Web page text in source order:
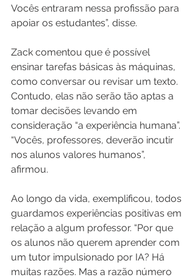
Vocês entraram nessa profissão para
apoiar os estudantes”, disse.
Zack comentou que é possível
ensinar tarefas básicas às máquinas,
como conversar ou revisar um texto.
Contudo, elas não serão tão aptas a
tomar decisões levando em
consideração “a experiência humana”.
“Vocês, professores, deverão incutir
nos alunos valores humanos”,
afirmou.
Ao longo da vida, exemplificou, todos
guardamos experiências positivas em
relação a algum professor. “Por que
os alunos não querem aprender com
um tutor impulsionado por IA? Há
muitas razões. Mas a razão número